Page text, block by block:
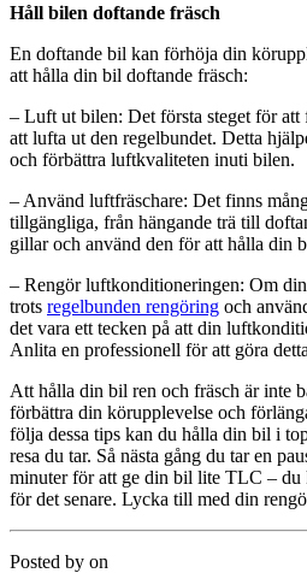
Håll bilen doftande fräsch
En doftande bil kan förhöja din
att hålla din bil doftande fräsch:
– Luft ut bilen: Det första steget för
att lufta ut den regelbundet. Detta
och förbättra luftkvaliteten inuti bilen.
– Använd luftfräschare: Det finns
tillgängliga, från hängande trä till
gillar och använd den för att hålla din
– Rengör luftkonditioneringen: Om
trots regelbunden rengöring och
det vara ett tecken på att din
Anlita en professionell för att göra
Att hålla din bil ren och fräsch är inte
förbättra din körupplevelse och
följa dessa tips kan du hålla din bil i
resa du tar. Så nästa gång du tar en
minuter för att ge din bil lite TLC – du
för det senare. Lycka till med din
Posted by on